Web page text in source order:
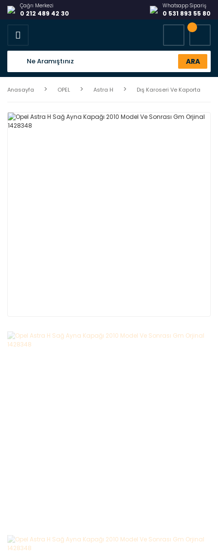
Çağrı Merkezi
0 212 489 42 30
Whatsapp Sipariş
0 531 893 55 80
ARA
Anasayfa OPEL Astra H Dış Karoseri Ve Kaporta